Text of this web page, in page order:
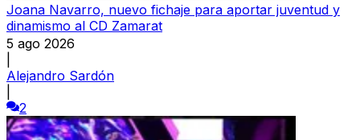
Joana Navarro, nuevo fichaje para aportar juventud y
dinamismo al CD Zamarat
5 ago 2026
Alejandro Sardón
2